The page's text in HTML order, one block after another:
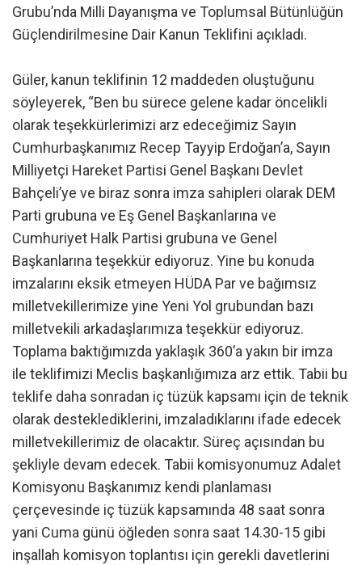
Grubu’nda Milli Dayanışma ve Toplumsal Bütünlüğün
Güçlendirilmesine Dair Kanun Teklifini açıkladı.
Güler, kanun teklifinin 12 maddeden oluştuğunu
söyleyerek, “Ben bu sürece gelene kadar öncelikli
olarak teşekkürlerimizi arz edeceğimiz Sayın
Cumhurbaşkanımız Recep Tayyip Erdoğan’a, Sayın
Milliyetçi Hareket Partisi Genel Başkanı Devlet
Bahçeli’ye ve biraz sonra imza sahipleri olarak DEM
Parti grubuna ve Eş Genel Başkanlarına ve
Cumhuriyet Halk Partisi grubuna ve Genel
Başkanlarına teşekkür ediyoruz. Yine bu konuda
imzalarını eksik etmeyen HÜDA Par ve bağımsız
milletvekillerimize yine Yeni Yol grubundan bazı
milletvekili arkadaşlarımıza teşekkür ediyoruz.
Toplama baktığımızda yaklaşık 360’a yakın bir imza
ile teklifimizi Meclis başkanlığımıza arz ettik. Tabii bu
teklife daha sonradan iç tüzük kapsamı için de teknik
olarak desteklediklerini, imzaladıklarını ifade edecek
milletvekillerimiz de olacaktır. Süreç açısından bu
şekliyle devam edecek. Tabii komisyonumuz Adalet
Komisyonu Başkanımız kendi planlaması
çerçevesinde iç tüzük kapsamında 48 saat sonra
yani Cuma günü öğleden sonra saat 14.30-15 gibi
inşallah komisyon toplantısı için gerekli davetlerini